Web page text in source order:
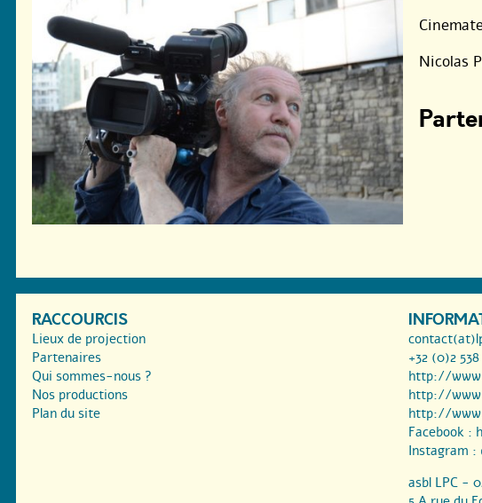
Nicolas
RACCOURCIS
Lieux de projection
Partenaires
Qui sommes-nous ?
Nos productions
Plan du site
+32 (0)2
http://
http://
http://
Facebook :
Instagram :
asbl LPC -